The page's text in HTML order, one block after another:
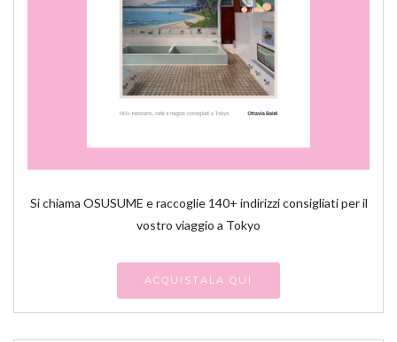
Si chiama OSUSUME e raccoglie 140+ indirizzi consigliati per il
vostro viaggio a Tokyo
ACQUISTALA QUI